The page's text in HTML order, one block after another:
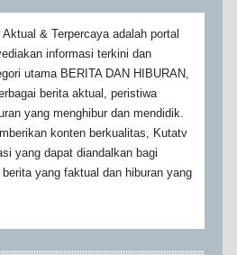
& Terpercaya adalah portal
informasi terkini dan
utama BERITA DAN HIBURAN,
berita aktual, peristiwa
yang menghibur dan mendidik.
konten berkualitas, Kutatv
yang dapat diandalkan bagi
yang faktual dan hiburan yang